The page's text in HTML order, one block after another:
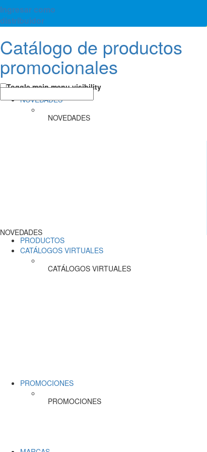
Ingresar como
distribuidor
Catálogo de productos
promocionales
Toggle main menu visibility
NOVEDADES
NOVEDADES
PRODUCTOS
CATÁLOGOS VIRTUALES
CATÁLOGOS VIRTUALES
PROMOCIONES
PROMOCIONES
NOVEDADES